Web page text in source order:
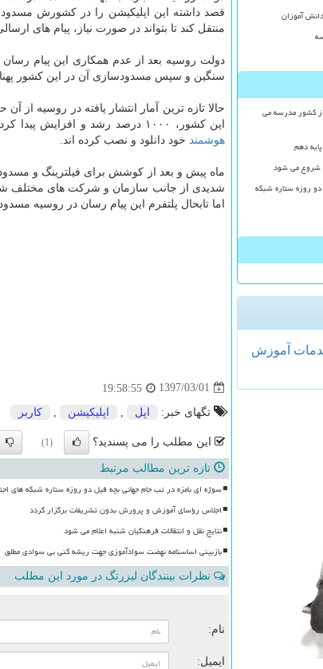
آموزان
کشور مدرسه می
دهم
شروع می شود
روزه ستاره شبکه
آموزش
قصد داشته این اپلیكیشن را در كشورش مسدود
منتقل كند تا بتواند در صورت نیاز، پیام های
دولت روسیه بعد از عدم همكاری این پیام رسان
سنگین و سپس مسدودسازی آن در این كشور پهناور
این كشور، ۱۰۰۰ درصد رشد و افزایش پیدا كرده است به گونه ای كه كاربران در سنین مختلف همگی چندین اپلیكیشن فیلترشكن در گوشی
هوشمند خود دانلود و نصب كرده اند.
ماه پیش و بعد از كوشش برای فیلترینگ و
شدیدی از جانب سازمان و شركت های مختلف شده
اما تابحال پلتفرم این پیام رسان در روسیه
1397/03/01
19:58:55
تگهای خبر: اپل اپلیكیشن كاربر
این مطلب را می پسندید؟ (1)
تازه ترین مطالب مرتبط
سوژه ای بامزه در تب جام جهانی بچه فیل دو روزه ستاره شبکه های
اجلاس رؤسای آموزش و پرورش بدون تشریفات برگزار گردد
نتایج نقل و انتقالات فرهنگیان شنبه اعلام می شود
بازبینی اساسنامه نهضت سوادآموزی جهت ریشه کنی بی سوادی مطلق
نظرات بینندگان لیزرتگ در مورد این مطلب
نام:
ایمیل: